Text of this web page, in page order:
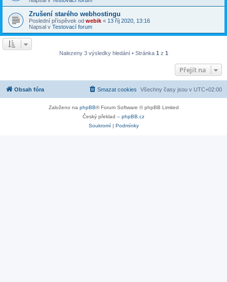
Zrušení starého webhostingu
Poslední příspěvek od webik « 13 říj 2020, 13:16
Napsal v Testovací forum
Nalezeny 3 výsledky hledání • Stránka 1 z 1
Přejít na
Obsah fóra Všechny časy jsou v UTC+02:00
Smazat cookies
Založeno na phpBB® Forum Software © phpBB Limited
Český překlad – phpBB.cz
Soukromí| Podmínky